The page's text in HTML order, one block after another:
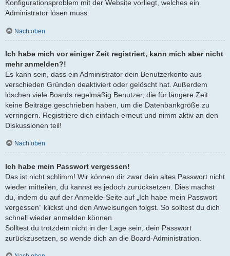
Konfigurationsproblem mit der Website vorliegt, welches ein
Administrator lösen muss.
Nach oben
Ich habe mich vor einiger Zeit registriert, kann mich aber nicht
mehr anmelden?!
Es kann sein, dass ein Administrator dein Benutzerkonto aus
verschieden Gründen deaktiviert oder gelöscht hat. Außerdem
löschen viele Boards regelmäßig Benutzer, die für längere Zeit
keine Beiträge geschrieben haben, um die Datenbankgröße zu
verringern. Registriere dich einfach erneut und nimm aktiv an den
Diskussionen teil!
Nach oben
Ich habe mein Passwort vergessen!
Das ist nicht schlimm! Wir können dir zwar dein altes Passwort nicht
wieder mitteilen, du kannst es jedoch zurücksetzen. Dies machst
du, indem du auf der Anmelde-Seite auf „Ich habe mein Passwort
vergessen“ klickst und den Anweisungen folgst. So solltest du dich
schnell wieder anmelden können.
Solltest du trotzdem nicht in der Lage sein, dein Passwort
zurückzusetzen, so wende dich an die Board-Administration.